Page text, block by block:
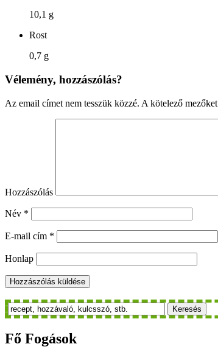
10,1 g
Rost
0,7 g
Vélemény, hozzászólás?
Az email címet nem tesszük közzé. A kötelező mezőket
Hozzászólás
Név *
E-mail cím *
Honlap
Keresés
Fő Fogások